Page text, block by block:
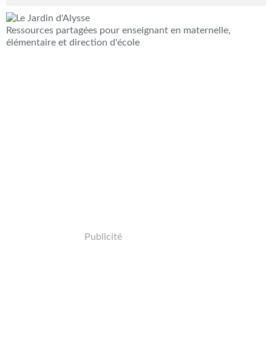
Ressources partagées pour enseignant en maternelle,
élémentaire et direction d'école
Publicité